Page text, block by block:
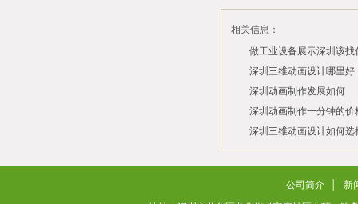
相关信息：
做工业设备展示深圳该
司？
2026/07/21
深圳三维动画设计哪里好
2026/03/10
深圳动画制作发展如何
2026/03/03
深圳动画制作一分钟的价
2026/02/28
深圳三维动画设计如何选
2026/02/02
公司简介
新